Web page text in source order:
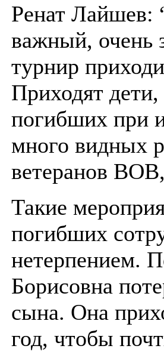
Ренат Лайшев:
важный, очень
турнир
Приходят
погибших при
много видных
ветеранов
Такие
погибших
нетерпением.
Борисовна
сына. Она
год, чтобы